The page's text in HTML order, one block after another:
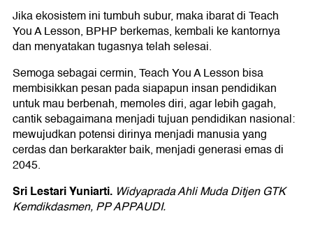
Jika ekosistem ini tumbuh subur, maka ibarat di Teach
You A Lesson, BPHP berkemas, kembali ke kantornya
dan menyatakan tugasnya telah selesai.
Semoga sebagai cermin, Teach You A Lesson bisa
membisikkan pesan pada siapapun insan pendidikan
untuk mau berbenah, memoles diri, agar lebih gagah,
cantik sebagaimana menjadi tujuan pendidikan nasional:
mewujudkan potensi dirinya menjadi manusia yang
cerdas dan berkarakter baik, menjadi generasi emas di
2045.
Sri Lestari Yuniarti. Widyaprada Ahli Muda Ditjen GTK
Kemdikdasmen, PP APPAUDI.